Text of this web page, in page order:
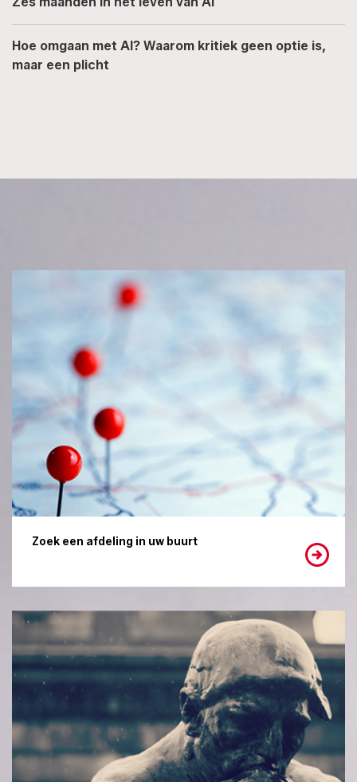
Hoe omgaan met AI? Waarom kritiek geen optie is,
maar een plicht
Zoek een afdeling in uw buurt